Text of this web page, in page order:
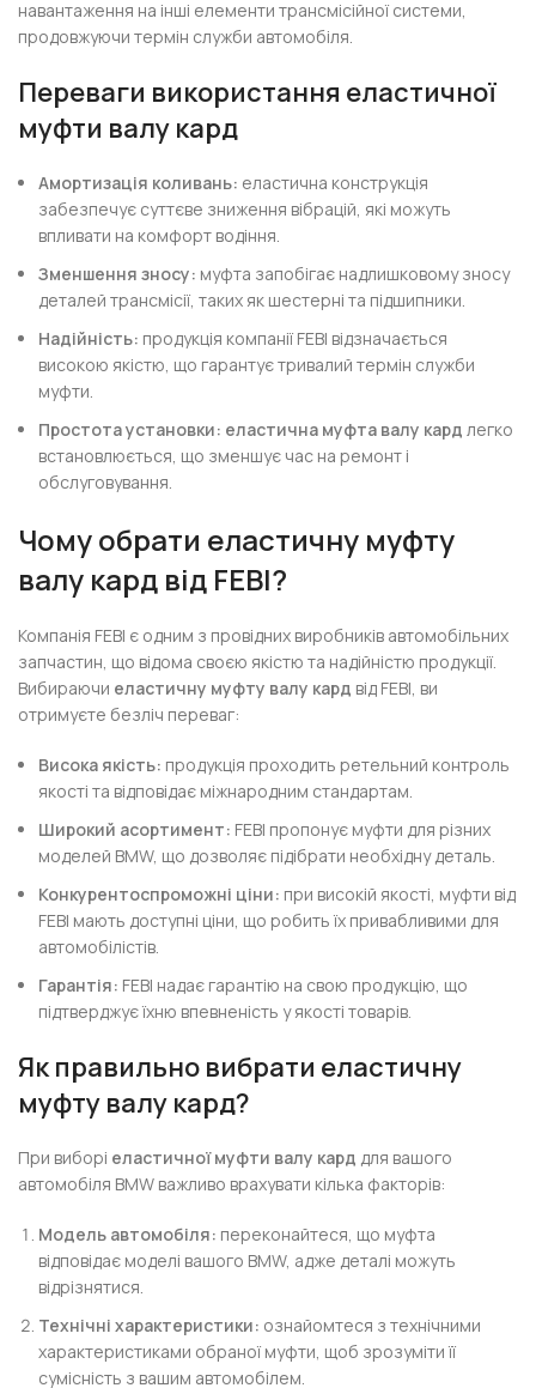
навантаження на інші елементи трансмісійної системи,
продовжуючи термін служби автомобіля.
Переваги використання еластичної
муфти валу кард
Амортизація коливань: еластична конструкція
забезпечує суттєве зниження вібрацій, які можуть
впливати на комфорт водіння.
Зменшення зносу: муфта запобігає надлишковому зносу
деталей трансмісії, таких як шестерні та підшипники.
Надійність: продукція компанії FEBI відзначається
високою якістю, що гарантує тривалий термін служби
муфти.
Простота установки: еластична муфта валу кард легко
встановлюється, що зменшує час на ремонт і
обслуговування.
Чому обрати еластичну муфту
валу кард від FEBI?
Компанія FEBI є одним з провідних виробників автомобільних
запчастин, що відома своєю якістю та надійністю продукції.
Вибираючи еластичну муфту валу кард від FEBI, ви
отримуєте безліч переваг:
Висока якість: продукція проходить ретельний контроль
якості та відповідає міжнародним стандартам.
Широкий асортимент: FEBI пропонує муфти для різних
моделей BMW, що дозволяє підібрати необхідну деталь.
Конкурентоспроможні ціни: при високій якості, муфти від
FEBI мають доступні ціни, що робить їх привабливими для
автомобілістів.
Гарантія: FEBI надає гарантію на свою продукцію, що
підтверджує їхню впевненість у якості товарів.
Як правильно вибрати еластичну
муфту валу кард?
При виборі еластичної муфти валу кард для вашого
автомобіля BMW важливо врахувати кілька факторів:
Модель автомобіля: переконайтеся, що муфта
відповідає моделі вашого BMW, адже деталі можуть
відрізнятися.
Технічні характеристики: ознайомтеся з технічними
характеристиками обраної муфти, щоб зрозуміти її
сумісність з вашим автомобілем.